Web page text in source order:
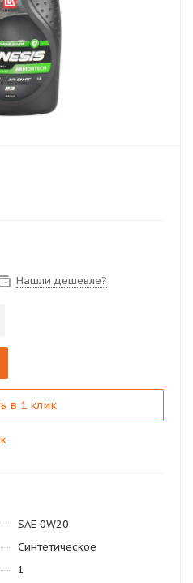
Нашли дешевле?
в 1 клик
SAE 0W20
Синтетическое
1